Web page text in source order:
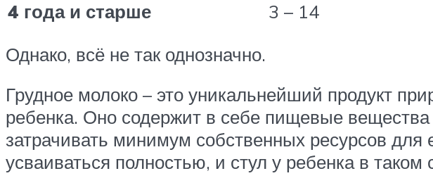
4 года и старше
3 – 14
Однако, всё не так однозначно.
Грудное молоко – это уникальнейший продукт
ребенка. Оно содержит в себе пищевые
затрачивать минимум собственных ресурсов
усваиваться полностью, и стул у ребенка в